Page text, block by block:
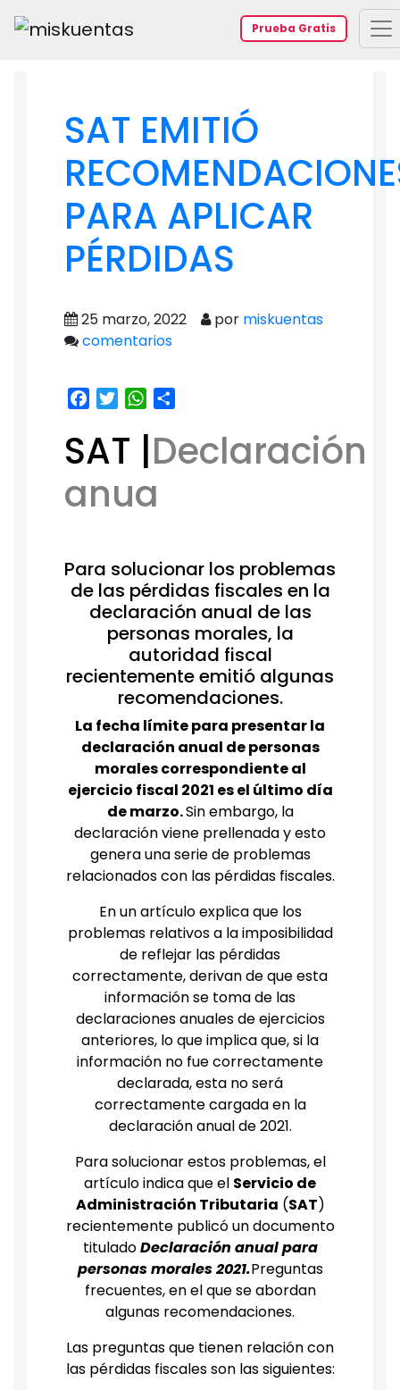
Prueba Gratis
SAT EMITIÓ
PARA APLICAR
PÉRDIDAS
25 marzo, 2022 por miskuentas
comentarios
Facebook
TwitterWhatsApp
SAT |Declaración
anua
Para solucionar los problemas
de las pérdidas fiscales en la
declaración anual de las
personas morales, la
autoridad fiscal
recientemente emitió algunas
recomendaciones.
La fecha límite para presentar la
declaración anual de personas
morales correspondiente al
ejercicio fiscal 2021 es el último día
de marzo.Sin embargo, la
declaración viene prellenada y esto
genera una serie de problemas
relacionados con las pérdidas fiscales.
En un artículo explica que los
problemas relativos a la imposibilidad
de reflejar las pérdidas
correctamente, derivan de que esta
información se toma de las
declaraciones anuales de ejercicios
anteriores, lo que implica que, si la
información no fue correctamente
declarada, esta no será
correctamente cargada en la
declaración anual de 2021.
Para solucionar estos problemas, el
artículo indica que el Servicio de
Administración Tributaria (SAT)
recientemente publicó un documento
tituladoDeclaración anual para
personas morales 2021.Preguntas
frecuentes, en el que se abordan
algunas recomendaciones.
Las preguntas que tienen relación con
las pérdidas fiscales son las siguientes: